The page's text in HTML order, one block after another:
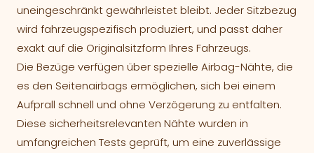
uneingeschränkt gewährleistet bleibt. Jeder Sitzbezug
wird fahrzeugspezifisch produziert, und passt daher
exakt auf die Originalsitzform Ihres Fahrzeugs.
Die Bezüge verfügen über spezielle Airbag-Nähte, die
es den Seitenairbags ermöglichen, sich bei einem
Aufprall schnell und ohne Verzögerung zu entfalten.
Diese sicherheitsrelevanten Nähte wurden in
umfangreichen Tests geprüft, um eine zuverlässige